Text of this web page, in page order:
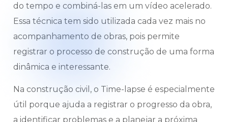
do tempo e combiná-las em um vídeo acelerado.
Essa técnica tem sido utilizada cada vez mais no
acompanhamento de obras, pois permite
registrar o processo de construção de uma forma
dinâmica e interessante.
Na construção civil, o Time-lapse é especialmente
útil porque ajuda a registrar o progresso da obra,
a identificar problemas e a planejar a próxima